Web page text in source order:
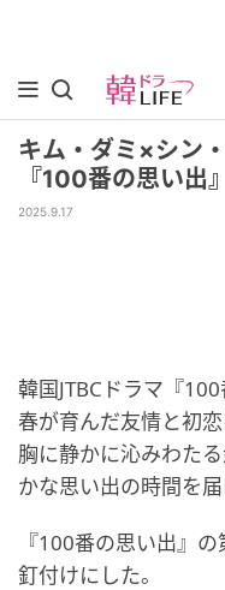
キム・ダミ×シン
『100番の思い出
2025.9.17
韓国JTBCドラマ『
春が育んだ友情と初
胸に静かに沁みわた
かな思い出の時間を届
『100番の思い出』
釘付けにした。